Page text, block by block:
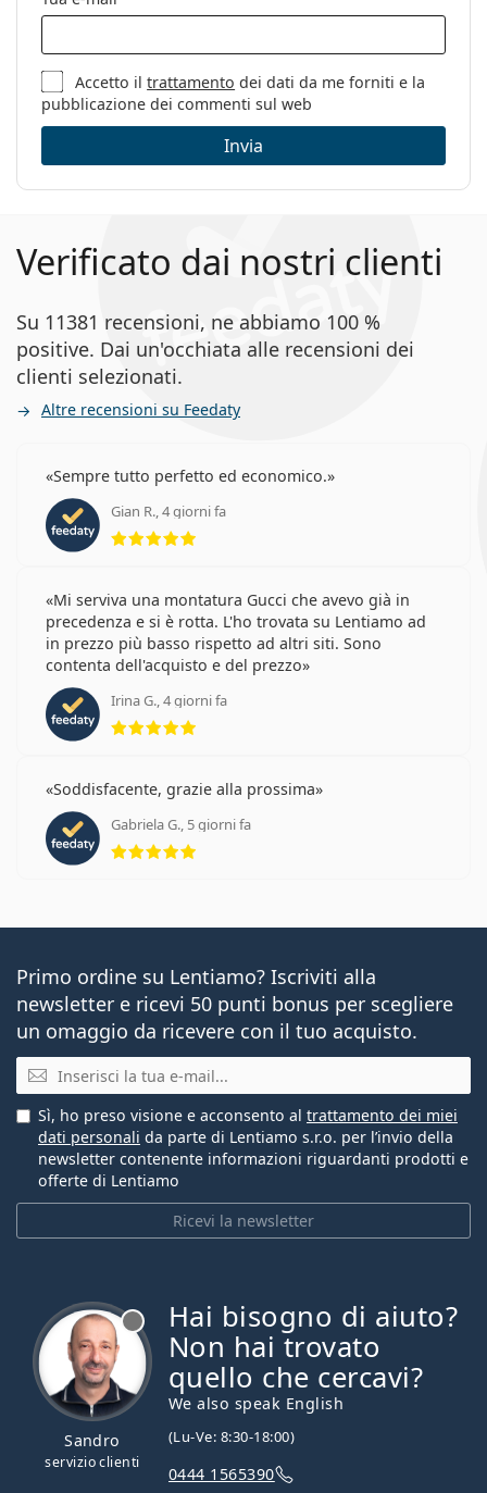
Altro
Sesso:
Categorie:
Occhiali da vista
Marca:
Polo Ralph Lauren
Codice:
0PH1210 9421 51
Accetto iltrattamento dei dati da me forniti e la
pubblicazione dei commenti sul web
Invia
Verificato dai nostri clienti
Su 11381 recensioni, ne abbiamo 100 %
positive. Dai un'occhiata alle recensioni dei
clienti selezionati.
Altre recensioni su Feedaty
Sempre tutto perfetto ed economico.
Gian R., 4 giorni fa
Mi serviva una montatura Gucci che avevo già in
precedenza e si è rotta. L'ho trovata su Lentiamo ad
in prezzo più basso rispetto ad altri siti. Sono
contenta dell'acquisto e del prezzo
Irina G., 4 giorni fa
Soddisfacente, grazie alla prossima
Gabriela G., 5 giorni fa
valutazione 5 di 5
Primo ordine su Lentiamo? Iscriviti alla
newsletter e ricevi 50 punti bonus per scegliere
un omaggio da ricevere con il tuo acquisto.
E-mail
Ricevi la newsletter
Sì, ho preso visione e acconsento al trattamento dei miei
dati personali da parte di Lentiamo s.r.o. per l’invio della
newsletter contenente informazioni riguardanti prodotti e
offerte di Lentiamo
Sandro
servizio clienti
Hai bisogno di aiuto?
Non hai trovato
quello che cercavi?
We also speak English
(Lu-Ve: 8:30-18:00)
0444 1565390